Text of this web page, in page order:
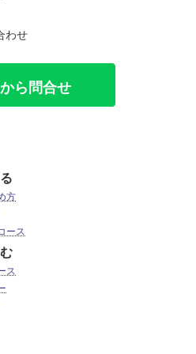
わせ
ら問合せ
方
ース
ス